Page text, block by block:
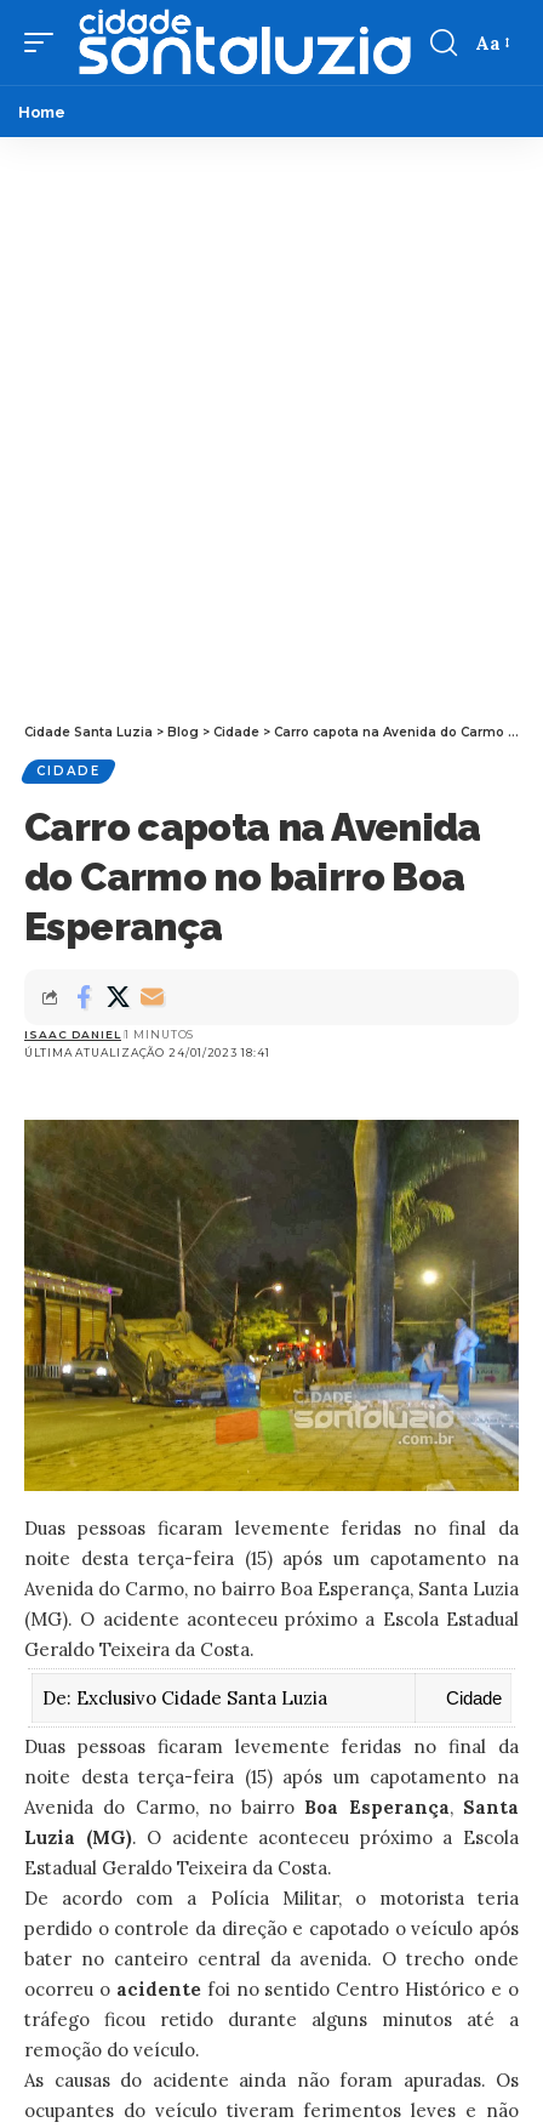
Aa
Home
Cidade Santa Luzia > Blog > Cidade > Carro capota na Avenida do Carmo no bairro Boa Esperança
CIDADE
Carro capota na Avenida
do Carmo no bairro Boa
Esperança
ÚLTIMA ATUALIZAÇÃO 24/01/2023 18:41
ISAAC DANIEL 1 MINUTOS
Duas pessoas ficaram levemente feridas no final da
noite desta terça-feira (15) após um capotamento na
Avenida do Carmo, no bairro Boa Esperança, Santa Luzia
(MG). O acidente aconteceu próximo a Escola Estadual
Geraldo Teixeira da Costa.
De: Exclusivo Cidade Santa Luzia Cidade
Duas pessoas ficaram levemente feridas no final da
noite desta terça-feira (15) após um capotamento na
Avenida do Carmo, no bairro Boa Esperança, Santa
Luzia (MG). O acidente aconteceu próximo a Escola
Estadual Geraldo Teixeira da Costa.
De acordo com a Polícia Militar, o motorista teria
perdido o controle da direção e capotado o veículo após
bater no canteiro central da avenida. O trecho onde
ocorreu o acidentefoi no sentido Centro Histórico e o
tráfego ficou retido durante alguns minutos até a
remoção do veículo.
As causas do acidente ainda não foram apuradas. Os
ocupantes do veículo tiveram ferimentos leves e não